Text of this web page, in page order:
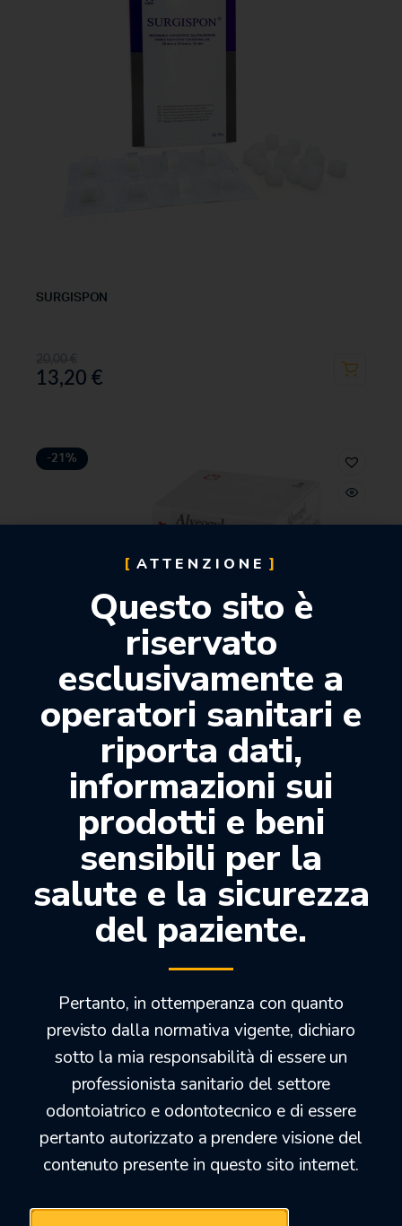
SURGISPON
13,20 €
-21%
ALVEOGYL
53,00
42,00€
Solo 1 in stock
-29%
ATTENZIONE
Questo sito è
riservato
esclusivamente a
operatori sanitari e
riporta dati,
informazioni sui
prodotti e beni
sensibili per la
salute e la sicurezza
del paziente.
Pertanto, in ottemperanza con quanto
previsto dalla normativa vigente, dichiaro
sotto la mia responsabilità di essere un
professionista sanitario del settore
odontoiatrico e odontotecnico e di essere
pertanto autorizzato a prendere visione del
contenuto presente in questo sito internet.